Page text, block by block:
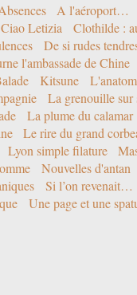
A l'aéroport…
Ciao Letizia Clothilde :
De si rudes
l'ambassade de Chine
Kitsune
La grenouille sur
La plume du calamar
Le rire du grand
Lyon simple filature
Nouvelles d'antan
Si l’on revenait…
Une page et une